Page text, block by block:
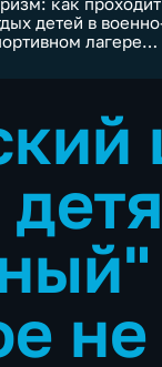
как проходит
детей в
лагере